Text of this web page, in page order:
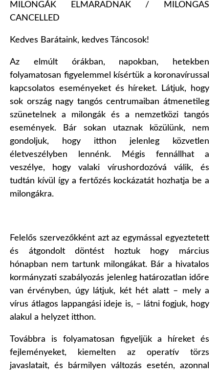
MILONGÁK ELMARADNAK / MILONGAS
CANCELLED
Kedves Barátaink, kedves Táncosok!
Az elmúlt órákban, napokban, hetekben
folyamatosan figyelemmel kísértük a koronavírussal
kapcsolatos eseményeket és híreket. Látjuk, hogy
sok ország nagy tangós centrumaiban átmenetileg
szünetelnek a milongák és a nemzetközi tangós
események. Bár sokan utaznak közülünk, nem
gondoljuk, hogy itthon jelenleg közvetlen
életveszélyben lennénk. Mégis fennállhat a
veszélye, hogy valaki vírushordozóvá válik, és
tudtán kívül így a fertőzés kockázatát hozhatja be a
milongákra.
Felelős szervezőkként azt az egymással egyeztetett
és átgondolt döntést hoztuk hogy március
hónapban nem tartunk milongákat.Bár a hivatalos
kormányzati szabályozás jelenleg határozatlan időre
van érvényben, úgy látjuk, két hét alatt – mely a
vírus átlagos lappangási ideje is, – látni fogjuk, hogy
alakul a helyzet itthon.
Továbbra is folyamatosan figyeljük a híreket és
fejleményeket, kiemelten az operatív törzs
javaslatait, és bármilyen változás esetén, azonnal